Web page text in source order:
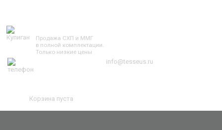
Продажа СХП и ММГ
в полной комплектации.
Только низкие цены
info@tesseus.ru
Корзина пуста